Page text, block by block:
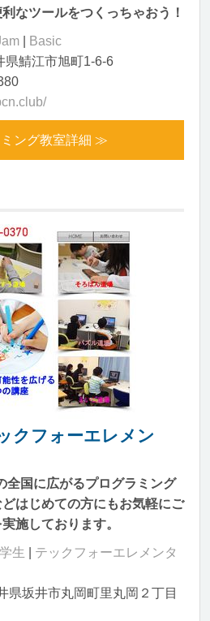
なツールをつくっちゃおう！
Basic
県鯖江市旭町1-6-6
ング教室詳細 ≫
クフォーエレメン
国に広がるプログラミング
はじめての方にもお気軽にご
施しております。
生
テックフォーエレメンタ
県坂井市丸岡町里丸岡２丁目